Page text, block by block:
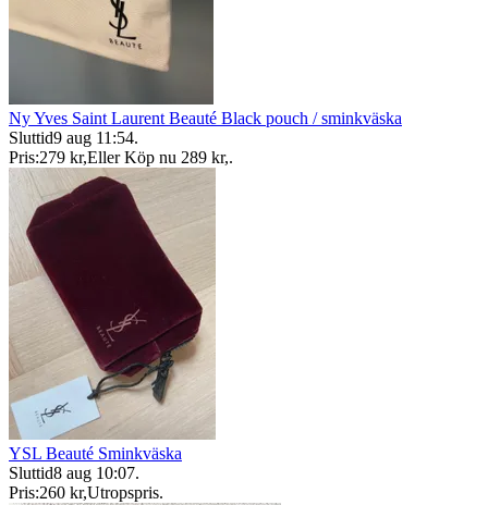
Ny Yves Saint Laurent Beauté Black pouch / sminkväska
Sluttid9 aug 11:54.
Pris:279 kr,Eller Köp nu 289 kr,.
YSL Beauté Sminkväska
Sluttid8 aug 10:07.
Pris:260 kr,Utropspris.